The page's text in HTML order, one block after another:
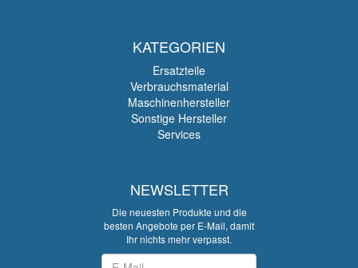
KATEGORIEN
Ersatzteile
Verbrauchsmaterial
Maschinenhersteller
Sonstige Hersteller
Services
NEWSLETTER
Die neuesten Produkte und die
besten Angebote per E-Mail, damit
Ihr nichts mehr verpasst.